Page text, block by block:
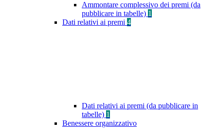
Ammontare complessivo dei premi (da
pubblicare in tabelle) 1
Dati relativi ai premi 4
Dati relativi ai premi (da pubblicare in
tabelle) 1
Benessere organizzativo